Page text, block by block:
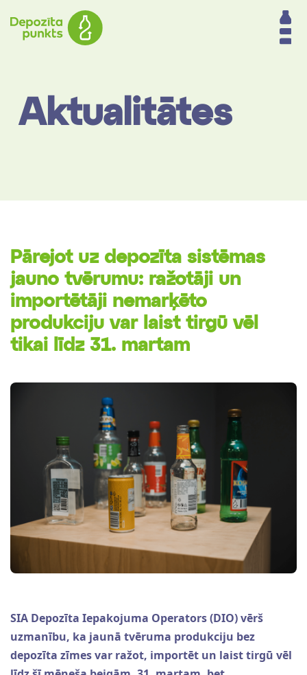
Aktualitātes
Pārejot uz depozīta sistēmas
jauno tvērumu: ražotāji un
importētāji nemarķēto
produkciju var laist tirgū vēl
tikai līdz 31. martam
SIA Depozīta Iepakojuma Operators (DIO) vērš
uzmanību, ka jaunā tvēruma produkciju bez
depozīta zīmes var ražot, importēt un laist tirgū vēl